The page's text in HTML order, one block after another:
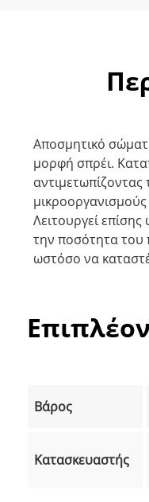
Αποσμητικό
μορφή σπρέι.
αντιμετωπίζοντας
Λειτουργεί
την ποσότητα του
ωστόσο να
Βάρος
Κατασκευαστής